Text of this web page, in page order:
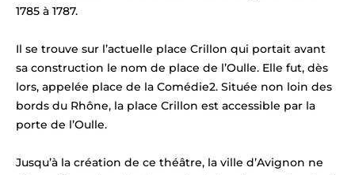
1785 à 1787.
Il se trouve sur l’actuelle place Crillon qui portait avant
sa construction le nom de place de l’Oulle. Elle fut, dès
lors, appelée place de la Comédie2. Située non loin des
bords du Rhône, la place Crillon est accessible par la
porte de l’Oulle.
Jusqu’à la création de ce théâtre, la ville d’Avignon ne